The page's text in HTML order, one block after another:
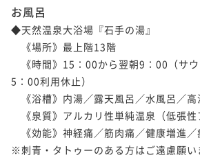
お風呂
◆天然温泉大浴場『石手の湯』
《場所》最上階13階
《時間》15：00から翌朝9：00（サ
5：00利用休止）
《浴槽》内湯／露天風呂／水風呂／高
《泉質》アルカリ性単純温泉（低張性
《効能》神経痛／筋肉痛／健康増進／
※刺青・タトゥーのある方はご遠慮願い